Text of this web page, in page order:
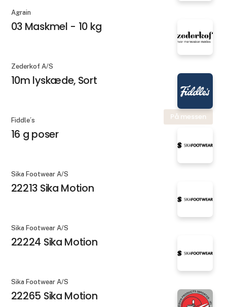
Agrain
03 Maskmel - 10 kg
Zederkof A/S
10m lyskæde, Sort
På messen
Fiddle´s
16 g poser
Sika Footwear A/S
22213 Sika Motion
Sika Footwear A/S
22224 Sika Motion
Sika Footwear A/S
22265 Sika Motion